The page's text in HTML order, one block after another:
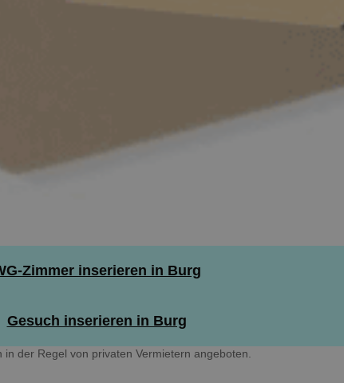
Zimmer inserieren in Burg
Gesuch inserieren in Burg
der Regel von privaten Vermietern angeboten.